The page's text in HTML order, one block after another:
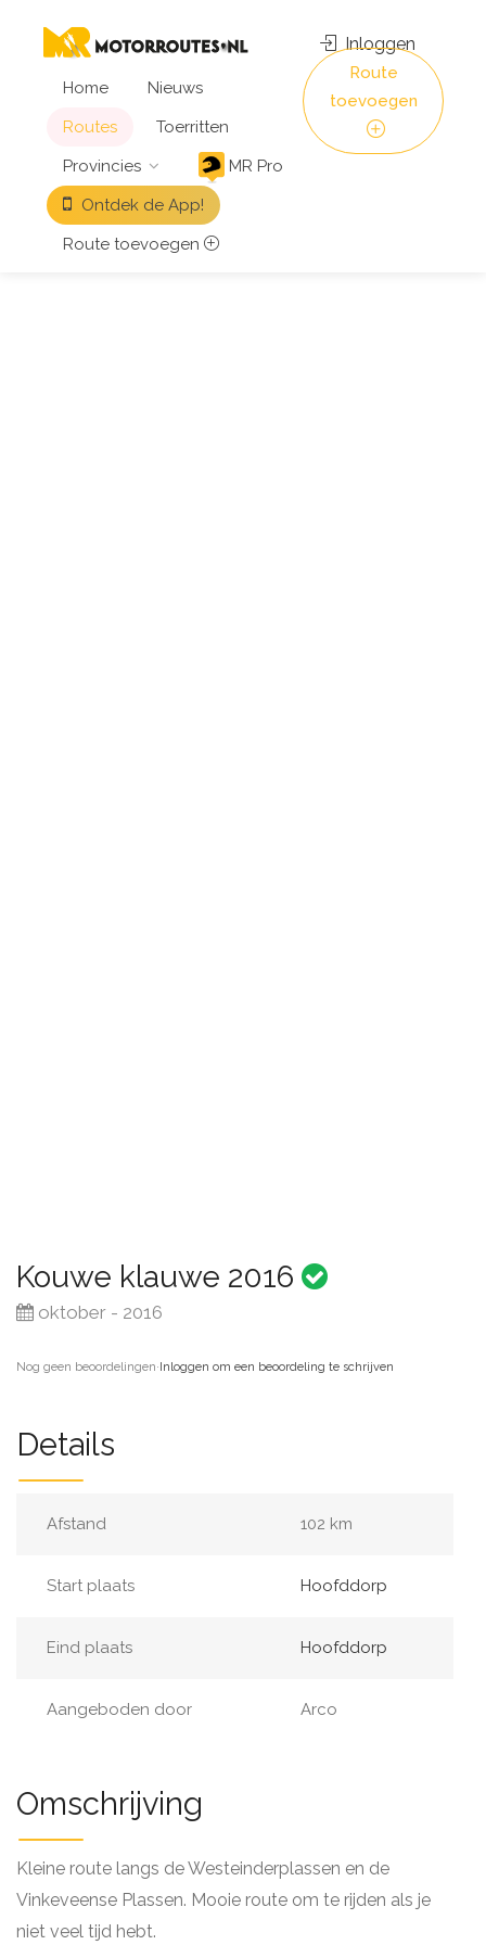
Home
Nieuws
Routes
Toerritten
Provincies
MR Pro
Ontdek de App!
Route toevoegen
Inloggen
Route
toevoegen
Kouwe klauwe 2016
oktober - 2016
Nog geen beoordelingen·Inloggen om een beoordeling te schrijven
Details
Afstand 102 km
Start plaats Hoofddorp
Eind plaats Hoofddorp
Aangeboden door Arco
Omschrijving
Kleine route langs de Westeinderplassen en de
Vinkeveense Plassen. Mooie route om te rijden als je
niet veel tijd hebt.